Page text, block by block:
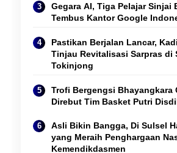
Gegara AI, Tiga Pelajar Sinjai
Tembus Kantor Google
Pastikan Berjalan Lancar,
Tinjau Revitalisasi Sarpras di
Tokinjong
Trofi Bergengsi Bhayangkara
Direbut Tim Basket Putri
Asli Bikin Bangga, Di Sulsel
yang Meraih Penghargaan
Kemendikdasmen